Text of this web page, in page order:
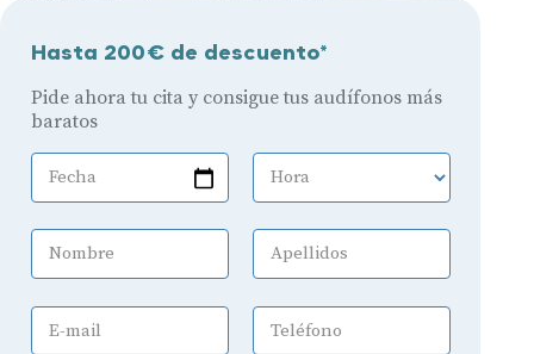
Hasta 200€ de descuento*
Pide ahora tu cita y consigue tus audífonos más
baratos
Fecha Hora
Nombre Apellidos
E-mail Teléfono